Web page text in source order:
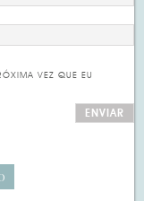
VEZ QUE EU